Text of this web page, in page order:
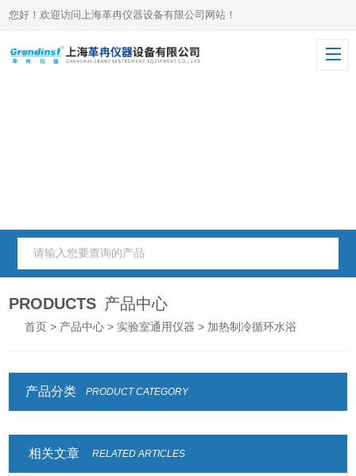
您好！欢迎访问上海革冉仪器设备有限公司网站！
PRODUCTS 产品中心
首页 > 产品中心 > 实验室通用仪器 > 加热制冷循环水浴
产品分类 PRODUCT CATEGORY
相关文章 RELATED ARTICLES